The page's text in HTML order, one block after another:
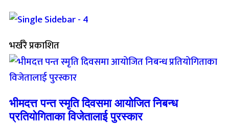
भर्खरै प्रकाशित
भीमदत्त पन्त स्मृति दिवसमा आयोजित निबन्ध
प्रतियोगिताका विजेतालाई पुरस्कार